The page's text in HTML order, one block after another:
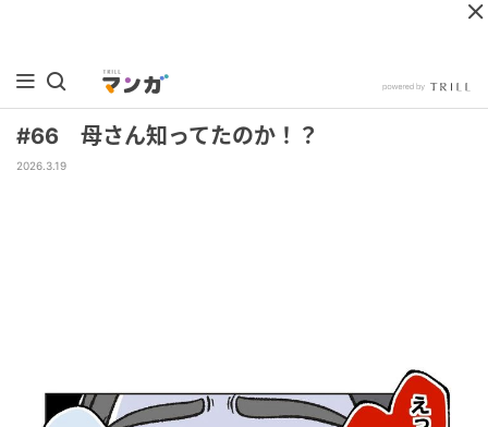
#66 母さん知ってたのか！？
2026.3.19